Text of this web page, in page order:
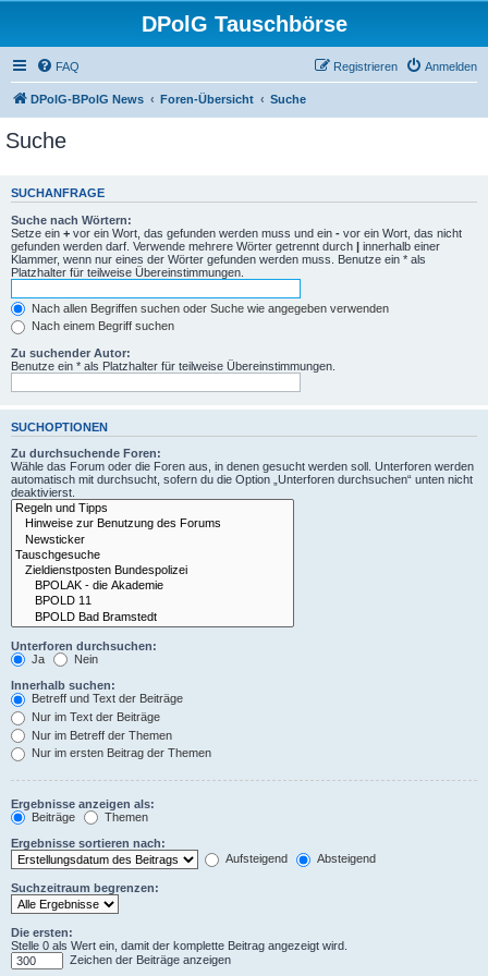
DPolG Tauschbörse
FAQ Anmelden
Registrieren
DPolG-BPolG News Foren-Übersicht Suche
Suche
SUCHANFRAGE
Suche nach Wörtern:
Setze ein + vor ein Wort, das gefunden werden muss und ein - vor ein Wort, das nicht
gefunden werden darf. Verwende mehrere Wörter getrennt durch | innerhalb einer
Klammer, wenn nur eines der Wörter gefunden werden muss. Benutze ein * als
Platzhalter für teilweise Übereinstimmungen.
Nach allen Begriffen suchen oder Suche wie angegeben verwenden
Nach einem Begriff suchen
Zu suchender Autor:
Benutze ein * als Platzhalter für teilweise Übereinstimmungen.
SUCHOPTIONEN
Zu durchsuchende Foren:
Wähle das Forum oder die Foren aus, in denen gesucht werden soll. Unterforen werden
automatisch mit durchsucht, sofern du die Option „Unterforen durchsuchen“ unten nicht
deaktivierst.
Unterforen durchsuchen:
Ja
Nein
Innerhalb suchen:
Betreff und Text der Beiträge
Nur im Text der Beiträge
Nur im Betreff der Themen
Nur im ersten Beitrag der Themen
Ergebnisse anzeigen als:
Beiträge
Themen
Ergebnisse sortieren nach:
Aufsteigend
Absteigend
Suchzeitraum begrenzen:
Die ersten:
Stelle 0 als Wert ein, damit der komplette Beitrag angezeigt wird.
Zeichen der Beiträge anzeigen